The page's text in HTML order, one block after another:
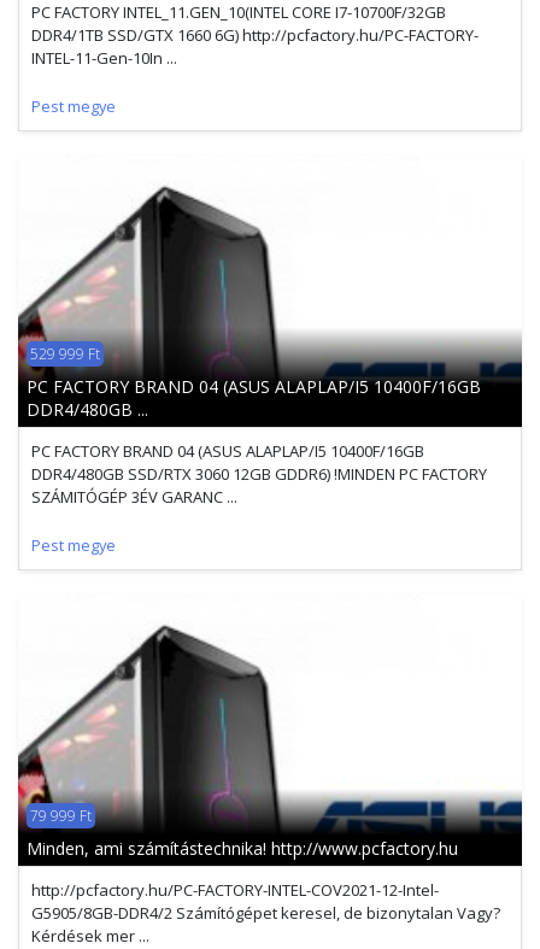
PC FACTORY INTEL_11.GEN_10(INTEL CORE I7-10700F/32GB
DDR4/1TB SSD/GTX 1660 6G) http://pcfactory.hu/PC-FACTORY-
INTEL-11-Gen-10In ...
Pest megye
529 999 Ft
PC FACTORY BRAND 04 (ASUS ALAPLAP/I5 10400F/16GB
DDR4/480GB ...
PC FACTORY BRAND 04 (ASUS ALAPLAP/I5 10400F/16GB
DDR4/480GB SSD/RTX 3060 12GB GDDR6) !MINDEN PC FACTORY
SZÁMITÓGÉP 3ÉV GARANC ...
Pest megye
79 999 Ft
Minden, ami számítástechnika! http://www.pcfactory.hu
http://pcfactory.hu/PC-FACTORY-INTEL-COV2021-12-Intel-
G5905/8GB-DDR4/2 Számítógépet keresel, de bizonytalan Vagy?
Kérdések mer ...